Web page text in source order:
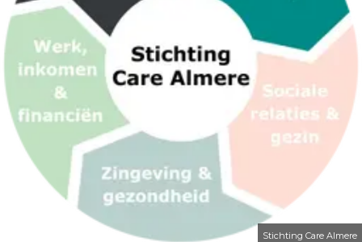
Stichting Care Almere